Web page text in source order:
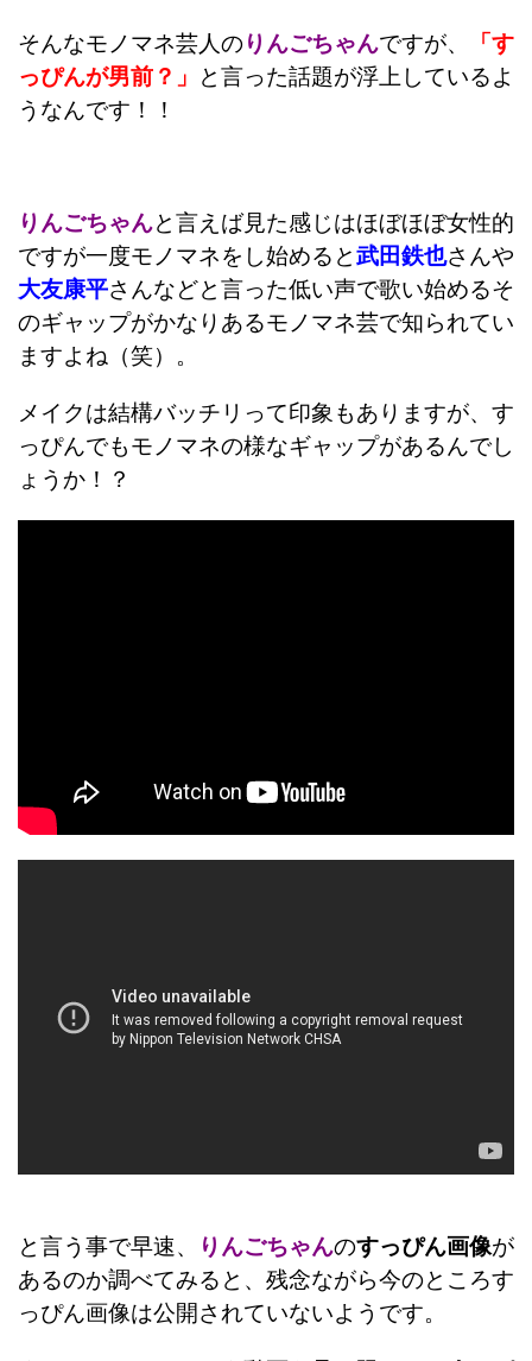
そんなモノマネ芸人のりんごちゃんですが、
「す
っぴんが男前？」
と言った話題が浮上しているよ
うなんです！！
りんごちゃんと言えば見た感じはほぼほぼ女性的
ですが一度モノマネをし始めると武田鉄也さんや
大友康平さんなどと言った低い声で歌い始めるそ
のギャップがかなりあるモノマネ芸で知られてい
ますよね（笑）。
メイクは結構バッチリって印象もありますが、す
っぴんでもモノマネの様なギャップがあるんでし
ょうか！？
と言う事で早速、 りんごちゃんのすっぴん画像が
あるのか調べてみると、残念ながら今のところす
っぴん画像は公開されていないようです。